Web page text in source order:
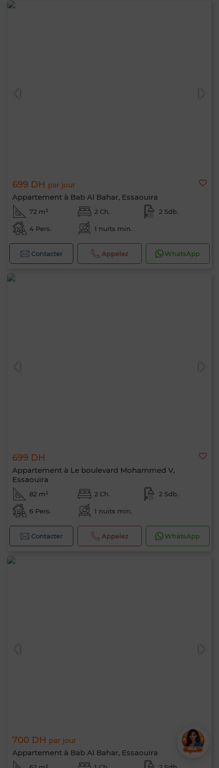
699 DH par jour
Appartement à Bab Al Bahar, Essaouira
72 m² 2 Ch. 2 Sdb.
4 Pers. 1 nuits min.
Contacter Appelez WhatsApp
699 DH
Appartement à Le boulevard Mohammed V,
Essaouira
82 m² 2 Ch. 2 Sdb.
6 Pers. 1 nuits min.
Contacter Appelez WhatsApp
700 DH par jour
Appartement à Bab Al Bahar, Essaouira